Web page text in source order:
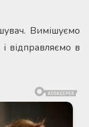
Вимішуємо
відправляємо в